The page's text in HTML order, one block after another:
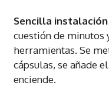
Sencilla
cuestión de minutos
herramientas. Se
cápsulas, se añade
enciende.